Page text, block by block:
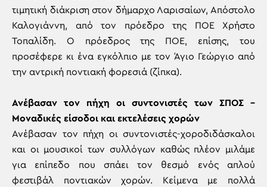
τιμητική διάκριση στον δήμαρχο Λαρισαίων, Απόστολο
Καλογιάννη, από τον πρόεδρο της ΠΟΕ Χρήστο
Τοπαλίδη. Ο πρόεδρος της ΠΟΕ, επίσης, του
προσέφερε κι ένα εγκόλπιο με τον Άγιο Γεώργιο από
την αντρική ποντιακή φορεσιά (ζίπκα).
Ανέβασαν τον πήχη οι συντονιστές των ΣΠΟΣ –
Μοναδικές είσοδοι και εκτελέσεις χορών
Ανέβασαν τον πήχη οι συντονιστές-χοροδιδάσκαλοι
και οι μουσικοί των συλλόγων καθώς πλέον μιλάμε
για επίπεδο που σπάει τον θεσμό ενός απλού
φεστιβάλ ποντιακών χορών. Κείμενα με πολλά